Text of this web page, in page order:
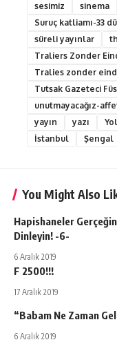
sesimiz
sinema
Suruç katliamı-33
süreli yayınlar
Traliers Zonder
Tralies zonder
Tutsak Gazeteci
unutmayacağız-
yayın
yazı
İstanbul
Şengal
You Might Also
Hapishaneler
Dinleyin! -6-
6 Aralık 2019
F 2500!!!
17 Aralık 2019
“Babam Ne Zaman
6 Aralık 2019